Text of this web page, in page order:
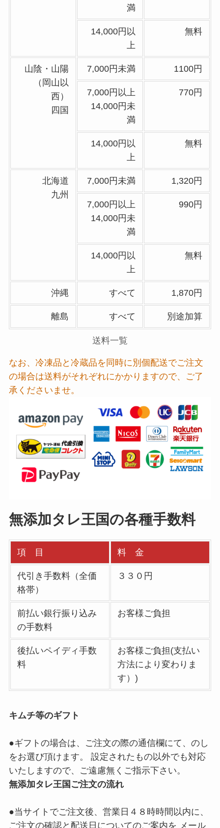
満
14,000円以
上
無料
山陰・山陽
（岡山以
西）
四国
7,000円未満 1100円
7,000円以上
14,000円未
満
770円
14,000円以
上
無料
北海道
九州
7,000円未満 1,320円
7,000円以上
14,000円未
満
990円
14,000円以
上
無料
沖縄 すべて 1,870円
離島 すべて 別途加算
送料一覧
なお、冷凍品と冷蔵品を同時に別個配送でご注文
の場合は送料がそれぞれにかかりますので、ご了
承くださいませ。
無添加タレ王国の各種手数料
項 目 料 金
代引き手数料（全価
格帯）
３３０円
前払い銀行振り込み
の手数料
お客様ご負担
後払いペイディ手数
料
お客様ご負担(支払い
方法により変わりま
す）)
キムチ等のギフト
●ギフトの場合は、ご注文の際の通信欄にて、のし
をお選び頂けます。 設定されたもの以外でも対応
いたしますので、ご遠慮無くご指示下さい。
無添加タレ王国ご注文の流れ
●当サイトでご注文後、営業日４８時時間以内に、
ご注文の確認と配送日についてのご案内を メール